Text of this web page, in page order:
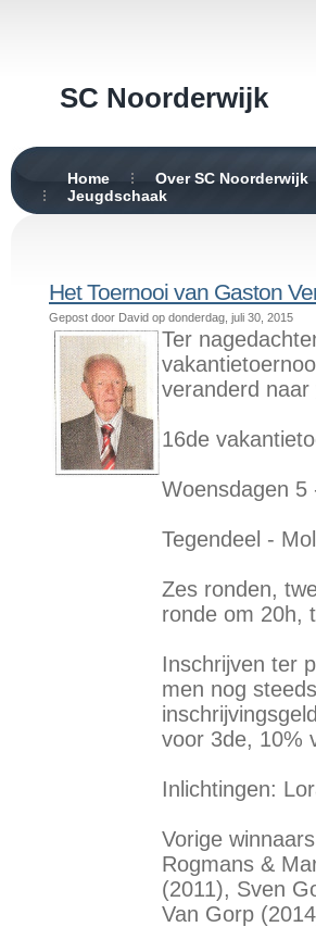
SC Noorderwijk
Home Over SC Noorderwijk
Jeugdschaak
Het Toernooi van Gaston
Gepost door David op donderdag, juli 30, 2015
Ter
veranderd naar
16de
Woensdagen 5
Tegendeel -
Zes ronden,
ronde om 20h,
Inschrijven ter
men nog
voor 3de, 10%
Inlichtingen:
Vorige
Rogmans &
(2011), Sven
Van Gorp